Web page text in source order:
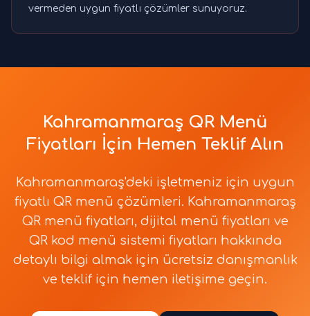
vermeden uygun fiyatlı çözümler sunuyoruz.
Kahramanmaraş QR Menü
Fiyatları İçin Hemen Teklif Alın
Kahramanmaraş'deki işletmeniz için uygun
fiyatlı QR menü çözümleri. Kahramanmaraş
QR menü fiyatları, dijital menü fiyatları ve
QR kod menü sistemi fiyatları hakkında
detaylı bilgi almak için ücretsiz danışmanlık
ve teklif için hemen iletişime geçin.